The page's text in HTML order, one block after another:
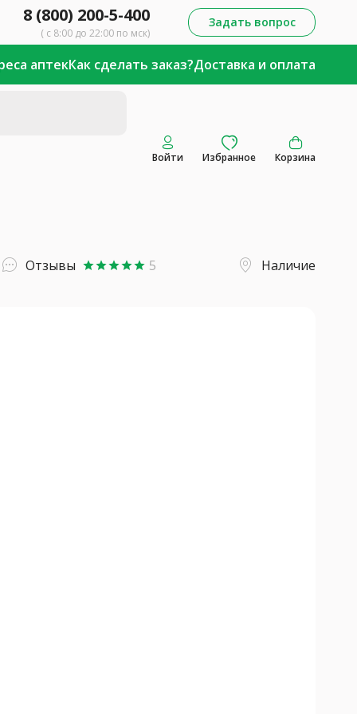
8 (800) 200-5-400
( с 8:00 до 22:00 по мск)
Задать вопрос
аптекКак сделать заказ?Доставка и оплата
Войти Избранное Корзина
Отзывы starstarstarstarstar 5 Наличие